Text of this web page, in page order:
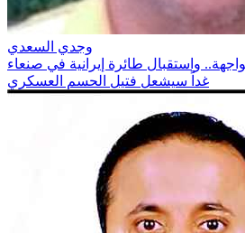
وجدي السعدي
واستقبال طائرة إيرانية في صنعاء
غداً سيشعل فتيل الحسم العسكري